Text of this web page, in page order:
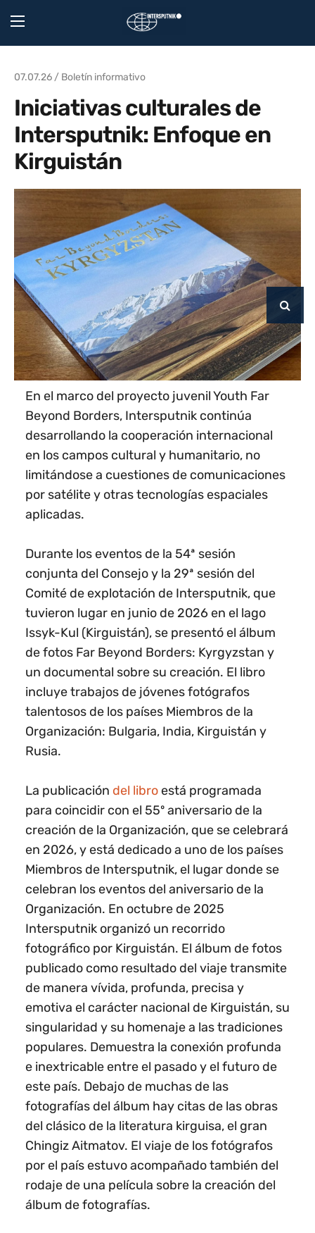
07.07.26 / Boletín informativo
Iniciativas culturales de
Intersputnik: Enfoque en
Kirguistán
En el marco del proyecto juvenil Youth Far
Beyond Borders, Intersputnik continúa
desarrollando la cooperación internacional
en los campos cultural y humanitario, no
limitándose a cuestiones de comunicaciones
por satélite y otras tecnologías espaciales
aplicadas.
Durante los eventos de la 54ª sesión
conjunta del Consejo y la 29ª sesión del
Comité de explotación de Intersputnik, que
tuvieron lugar en junio de 2026 en el lago
Issyk-Kul (Kirguistán), se presentó el álbum
de fotos Far Beyond Borders: Kyrgyzstan y
un documental sobre su creación. El libro
incluye trabajos de jóvenes fotógrafos
talentosos de los países Miembros de la
Organización: Bulgaria, India, Kirguistán y
Rusia.
La publicación del libroestá programada
para coincidir con el 55º aniversario de la
creación de la Organización, que se celebrará
en 2026, y está dedicado a uno de los países
Miembros de Intersputnik, el lugar donde se
celebran los eventos del aniversario de la
Organización. En octubre de 2025
Intersputnik organizó un recorrido
fotográfico por Kirguistán. El álbum de fotos
publicado como resultado del viaje transmite
de manera vívida, profunda, precisa y
emotiva el carácter nacional de Kirguistán, su
singularidad y su homenaje a las tradiciones
populares. Demuestra la conexión profunda
e inextricable entre el pasado y el futuro de
este país. Debajo de muchas de las
fotografías del álbum hay citas de las obras
del clásico de la literatura kirguisa, el gran
Chingiz Aitmatov. El viaje de los fotógrafos
por el país estuvo acompañado también del
rodaje de una película sobre la creación del
álbum de fotografías.